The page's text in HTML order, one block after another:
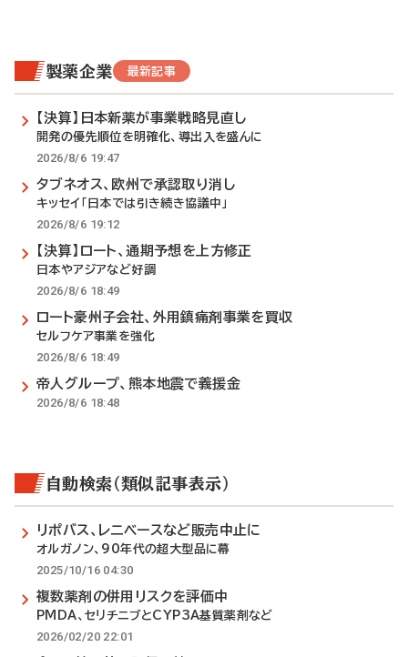
製薬企業 最新記事
【決算】日本新薬が事業戦略見直し
開発の優先順位を明確化、導出入を盛んに
2026/8/6 19:47
タブネオス、欧州で承認取り消し
キッセイ「日本では引き続き協議中」
2026/8/6 19:12
【決算】ロート、通期予想を上方修正
日本やアジアなど好調
2026/8/6 18:49
ロート豪州子会社、外用鎮痛剤事業を買収
セルフケア事業を強化
2026/8/6 18:49
帝人グループ、熊本地震で義援金
2026/8/6 18:48
自動検索（類似記事表示）
リポバス、レニベースなど販売中止に
オルガノン、90年代の超大型品に幕
2025/10/16 04:30
複数薬剤の併用リスクを評価中
PMDA、セリチニブとCYP3A基質薬剤など
2026/02/20 22:01